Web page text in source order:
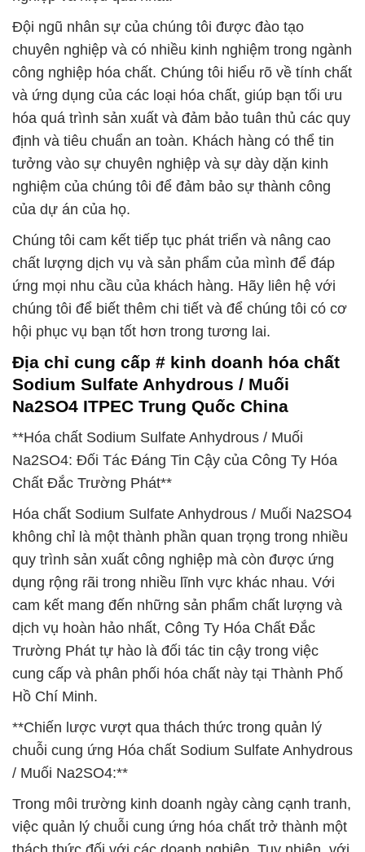
Đội ngũ nhân sự của chúng tôi được đào tạo
chuyên nghiệp và có nhiều kinh nghiệm trong ngành
công nghiệp hóa chất. Chúng tôi hiểu rõ về tính chất
và ứng dụng của các loại hóa chất, giúp bạn tối ưu
hóa quá trình sản xuất và đảm bảo tuân thủ các quy
định và tiêu chuẩn an toàn. Khách hàng có thể tin
tưởng vào sự chuyên nghiệp và sự dày dặn kinh
nghiệm của chúng tôi để đảm bảo sự thành công
của dự án của họ.
Chúng tôi cam kết tiếp tục phát triển và nâng cao
chất lượng dịch vụ và sản phẩm của mình để đáp
ứng mọi nhu cầu của khách hàng. Hãy liên hệ với
chúng tôi để biết thêm chi tiết và để chúng tôi có cơ
hội phục vụ bạn tốt hơn trong tương lai.
Địa chỉ cung cấp # kinh doanh hóa chất
Sodium Sulfate Anhydrous / Muối
Na2SO4 ITPEC Trung Quốc China
**Hóa chất Sodium Sulfate Anhydrous / Muối
Na2SO4: Đối Tác Đáng Tin Cậy của Công Ty Hóa
Chất Đắc Trường Phát**
Hóa chất Sodium Sulfate Anhydrous / Muối Na2SO4
không chỉ là một thành phần quan trọng trong nhiều
quy trình sản xuất công nghiệp mà còn được ứng
dụng rộng rãi trong nhiều lĩnh vực khác nhau. Với
cam kết mang đến những sản phẩm chất lượng và
dịch vụ hoàn hảo nhất, Công Ty Hóa Chất Đắc
Trường Phát tự hào là đối tác tin cậy trong việc
cung cấp và phân phối hóa chất này tại Thành Phố
Hồ Chí Minh.
**Chiến lược vượt qua thách thức trong quản lý
chuỗi cung ứng Hóa chất Sodium Sulfate Anhydrous
/ Muối Na2SO4:**
Trong môi trường kinh doanh ngày càng cạnh tranh,
việc quản lý chuỗi cung ứng hóa chất trở thành một